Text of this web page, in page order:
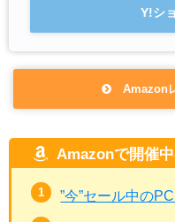
Y!シ
Amazon
Amazonで開催
”今”セール中の